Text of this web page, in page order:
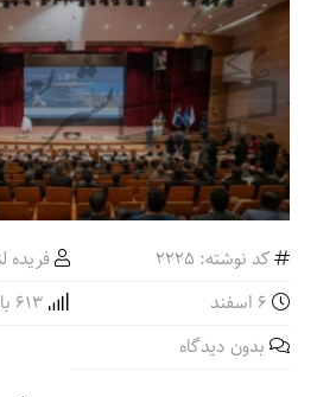
کد نوشته: 2225
فریده
بدون دیدگاه